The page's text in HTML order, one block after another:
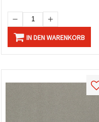
IN DEN WARENKORB